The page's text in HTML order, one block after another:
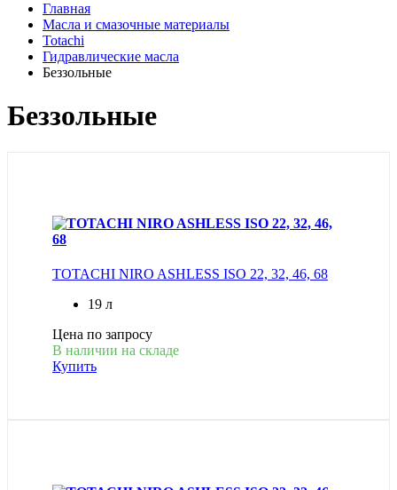
Главная
Масла и смазочные материалы
Totachi
Гидравлические масла
Беззольные
Беззольные
TOTACHI NIRO ASHLESS ISO 22, 32, 46, 68
19 л
Цена по запросу
В наличии на складе
Купить